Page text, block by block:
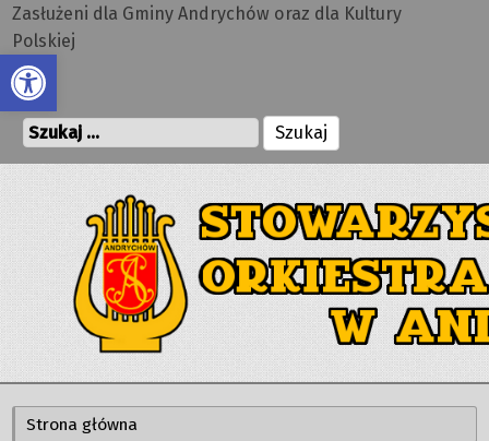
Open toolbar
Przejdź
do
treści
Zasłużeni dla Gminy Andrychów oraz dla Kultury
Polskiej
Szukaj:
Strona główna